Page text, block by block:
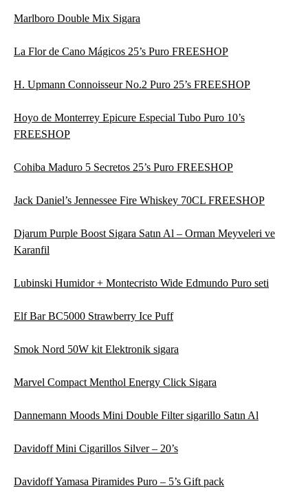
Marlboro Double Mix Sigara
La Flor de Cano Mágicos 25’s Puro FREESHOP
H. Upmann Connoisseur No.2 Puro 25’s FREESHOP
Hoyo de Monterrey Epicure Especial Tubo Puro 10’s
FREESHOP
Cohiba Maduro 5 Secretos 25’s Puro FREESHOP
Jack Daniel’s Jennessee Fire Whiskey 70CL FREESHOP
Djarum Purple Boost Sigara Satın Al – Orman Meyveleri ve
Karanfil
Lubinski Humidor + Montecristo Wide Edmundo Puro seti
Elf Bar BC5000 Strawberry Ice Puff
Smok Nord 50W kit Elektronik sigara
Marvel Compact Menthol Energy Click Sigara
Dannemann Moods Mini Double Filter sigarillo Satın Al
Davidoff Mini Cigarillos Silver – 20’s
Davidoff Yamasa Piramides Puro – 5’s Gift pack